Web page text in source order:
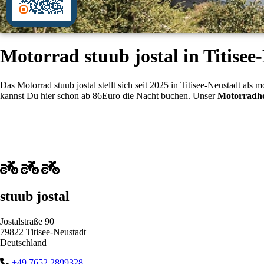
Motorrad stuub jostal in
Das Motorrad stuub jostal stellt sich seit 2025 in Titisee-Neustadt als
kannst Du hier schon ab 86Euro die Nacht buchen. Unser
stuub jostal
Jostalstraße 90
79822 Titisee-Neustadt
Deutschland